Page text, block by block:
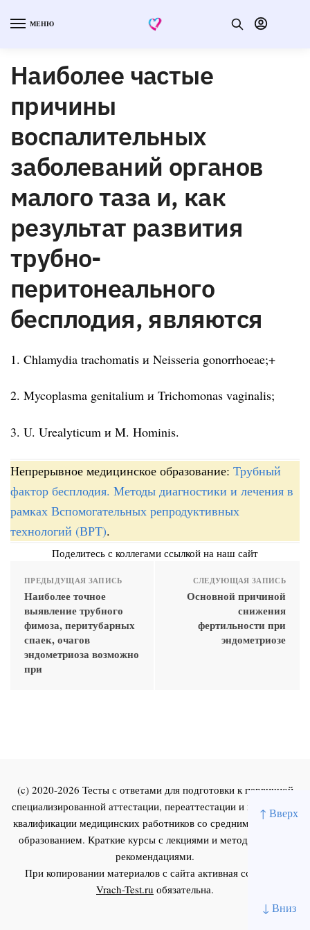
↑ Вверх
↓ Вниз
МЕНЮ
Наиболее частые
причины
воспалительных
заболеваний органов
малого таза и, как
результат развития
трубно-
перитонеального
бесплодия, являются
1. Chlamydia trachomatis и Neisseria gonorrhoeae;+
2. Mycoplasma genitalium и Trichomonas vaginalis;
3. U. Urealyticum и M. Hominis.
Непрерывное медицинское образование: Трубный
фактор бесплодия. Методы диагностики и лечения в
рамках Вспомогательных репродуктивных
технологий (ВРТ).
Поделитесь с коллегами ссылкой на наш сайт
ПРЕДЫДУЩАЯ ЗАПИСЬ
Наиболее точное
выявление трубного
фимоза, перитубарных
спаек, очагов
эндометриоза возможно
при
СЛЕДУЮЩАЯ ЗАПИСЬ
Основной причиной
снижения
фертильности при
эндометриозе
(c) 2020-2026 Тесты с ответами для подготовки к первичной
специализированной аттестации, переаттестации и повышения
квалификации медицинских работников со средним и высшим
образованием. Краткие курсы с лекциями и методическими
рекомендациями.
При копировании материалов с сайта активная ссылка на
Vrach-Test.ru обязательна.